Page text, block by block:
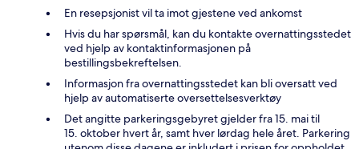
En resepsjonist vil ta imot gjestene ved ankomst
Hvis du har spørsmål, kan du kontakte overnattingsstedet
ved hjelp av kontaktinformasjonen på
bestillingsbekreftelsen.
Informasjon fra overnattingsstedet kan bli oversatt ved
hjelp av automatiserte oversettelsesverktøy
Det angitte parkeringsgebyret gjelder fra 15. mai til
15. oktober hvert år, samt hver lørdag hele året. Parkering